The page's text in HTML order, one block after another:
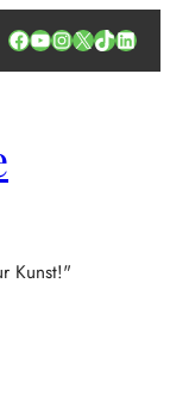
Facebook
YouTube
Instagram
X TikTok
Kunst!"